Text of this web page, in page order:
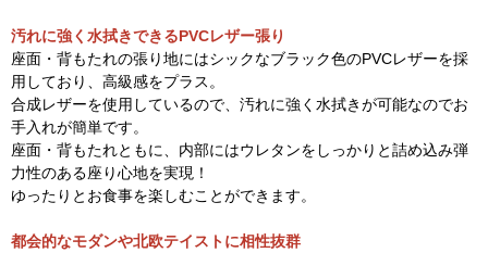
汚れに強く水拭きできるPVCレザー張り
座面・背もたれの張り地にはシックなブラック色のPVCレザーを採
用しており、高級感をプラス。
合成レザーを使用しているので、汚れに強く水拭きが可能なのでお
手入れが簡単です。
座面・背もたれともに、内部にはウレタンをしっかりと詰め込み弾
力性のある座り心地を実現！
ゆったりとお食事を楽しむことができます。
都会的なモダンや北欧テイストに相性抜群